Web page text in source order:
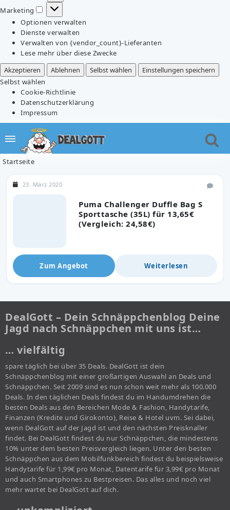
Marketing
Marketing
Optionen verwalten
Dienste verwalten
Verwalten von {vendor_count}-Lieferanten
Lese mehr über diese Zwecke
Akzeptieren
Ablehnen Selbst wählen
Einstellungen speichern
Selbst wählen
Cookie-Richtlinie
Datenschutzerklärung
Impressum
Startseite
Puma Challenger Duffle Bag S
Sporttasche (35L) für 13,65€
(Vergleich: 24,58€)
23. März 2020
Zum Angebot Weiterlesen
DealGott – Dein Schnäppchenblog Deine
Jagd nach Schnäppchen mit uns ist…
… vielfältig
spare täglich bei über 35 Deals. DealGott ist dein
Schnäppchenblog mit einer großartigen Auswahl an Deals und
Schnäppchen. Seit 2009 sind es nun schon weit mehr als 100.000
Deals. In den täglichen Deals findest du im Handumdrehen die
besten Deals aus den Bereichen Mode & Fashion, Handytarife,
Finanzen (Kredite und Girokonto), Reise & Hotel uvm. Sei dabei,
wenn DealGott auf der Jagd ist und den nächsten Preisknaller
findet. Bei DealGott findest du nur Schnäppchen, die mindestens
10% unter dem besten Preisvergleich liegen. Unter den besten
Schnäppchen aus dem Mobilfunkbereich findest du beispielsweise
Handytarife für 1,99€ pro Monat, Datentarife für 3,99€ pro Monat
und auch Smartphones zu Bestpreisen. Das alles und noch viel
mehr wartet bei DealGott auf dich.